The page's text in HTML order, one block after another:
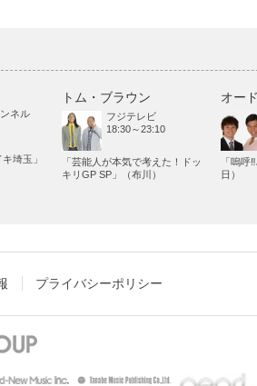
ネル
埼玉」
トム・ブラウン
フジテレビ
18:30～23:10
「芸能人が本気で考えた！ドッ
キリGP SP」（布川）
オー
「嗚呼
日）
プライバシーポリシー